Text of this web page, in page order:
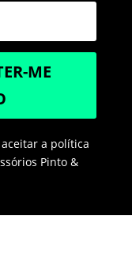
ME
a política
Pinto &